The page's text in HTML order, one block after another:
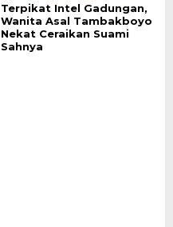
Terpikat Intel Gadungan,
Wanita Asal Tambakboyo
Nekat Ceraikan Suami
Sahnya